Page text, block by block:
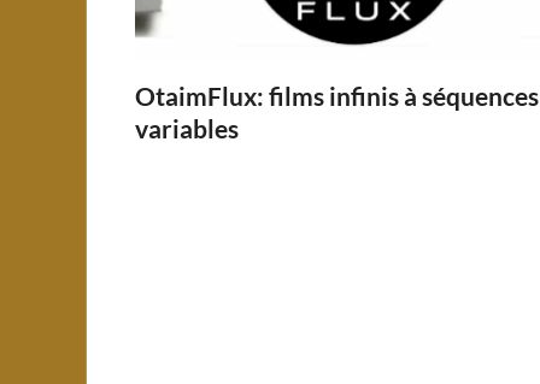
OtaimFlux: films infinis à séquences
variables